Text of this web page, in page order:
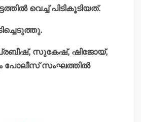
വെച്ച് പിടികൂടിയത്.
പ്രബീഷ്, സുകേഷ്, ഷിജോയ്,
പോലീസ് സംഘത്തില്‍